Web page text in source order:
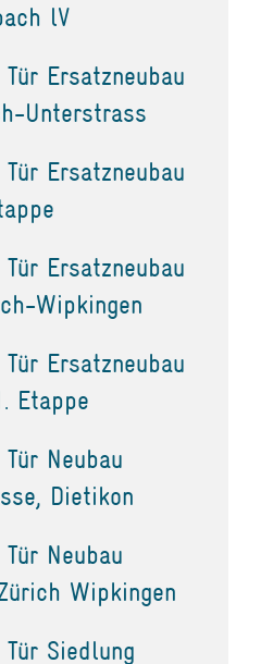
lV
Ersatzneubau
Unterstrass
Ersatzneubau
Ersatzneubau
Wipkingen
Ersatzneubau
Etappe
Neubau
Dietikon
Neubau
Wipkingen
Siedlung